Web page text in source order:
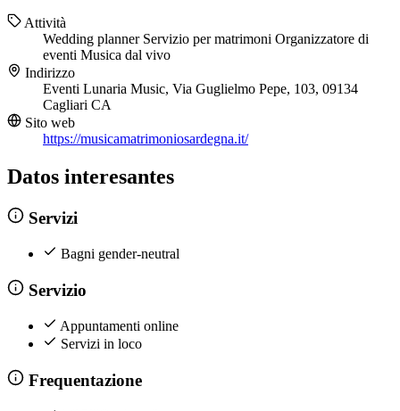
Attività
Wedding planner Servizio per matrimoni Organizzatore di
eventi Musica dal vivo
Indirizzo
Eventi Lunaria Music, Via Guglielmo Pepe, 103, 09134
Cagliari CA
Sito web
https://musicamatrimoniosardegna.it/
Datos interesantes
Servizi
Bagni gender-neutral
Servizio
Appuntamenti online
Servizi in loco
Frequentazione